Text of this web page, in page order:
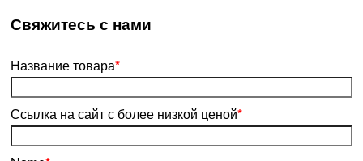
­Свяжитесь с нами
Название товара*
Ссылка на сайт с более низкой ценой*